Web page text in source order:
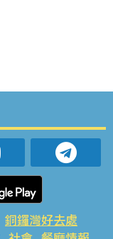
銅鑼灣好去處